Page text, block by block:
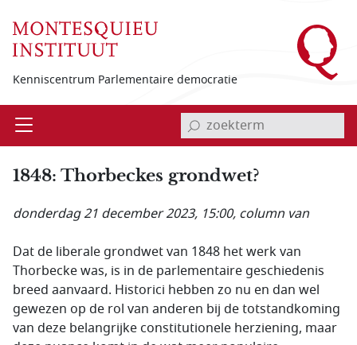
Kenniscentrum Parlementaire democratie
Open invoerveld zoekterm
1848: Thorbeckes grondwet?
donderdag 21 december 2023, 15:00, column van
Dat de liberale grondwet van 1848 het werk van
Thorbecke was, is in de parlementaire geschiedenis
breed aanvaard. Historici hebben zo nu en dan wel
gewezen op de rol van anderen bij de totstandkoming
van deze belangrijke constitutionele herziening, maar